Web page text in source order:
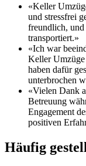
«Keller
und stressfrei
freundlich,
transportiert.»
«Ich war
Keller Umzüge
haben dafür
unterbrochen
«Vielen Dank
Betreuung
Engagement
positiven
Häufig